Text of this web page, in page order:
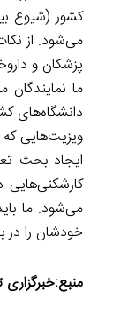
کشور (شیوع
می‌شود. از
پزشکان و
ما
دانشگاه‌های
ویزیت‌هایی که
ایجاد بحث
می‌شود. ما
خودشان را در
منبع:خبرگزاری